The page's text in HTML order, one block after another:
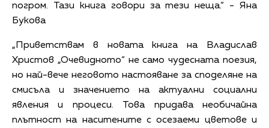
погром. Тази книга говори за тези неща.“ - Яна
Букова
„Приветствам в новата книга на Владислав
Христов „Очевидното“ не само чудесната поезия,
но най-вече неговото настояване за споделяне на
смисъла и значението на актуални социални
явления и процеси. Това придава необичайна
плътност на наситените с осезаеми цветове и